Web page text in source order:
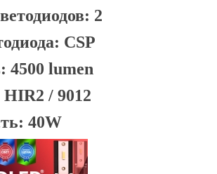
2
CSP
4500 lumen
/ 9012
40W